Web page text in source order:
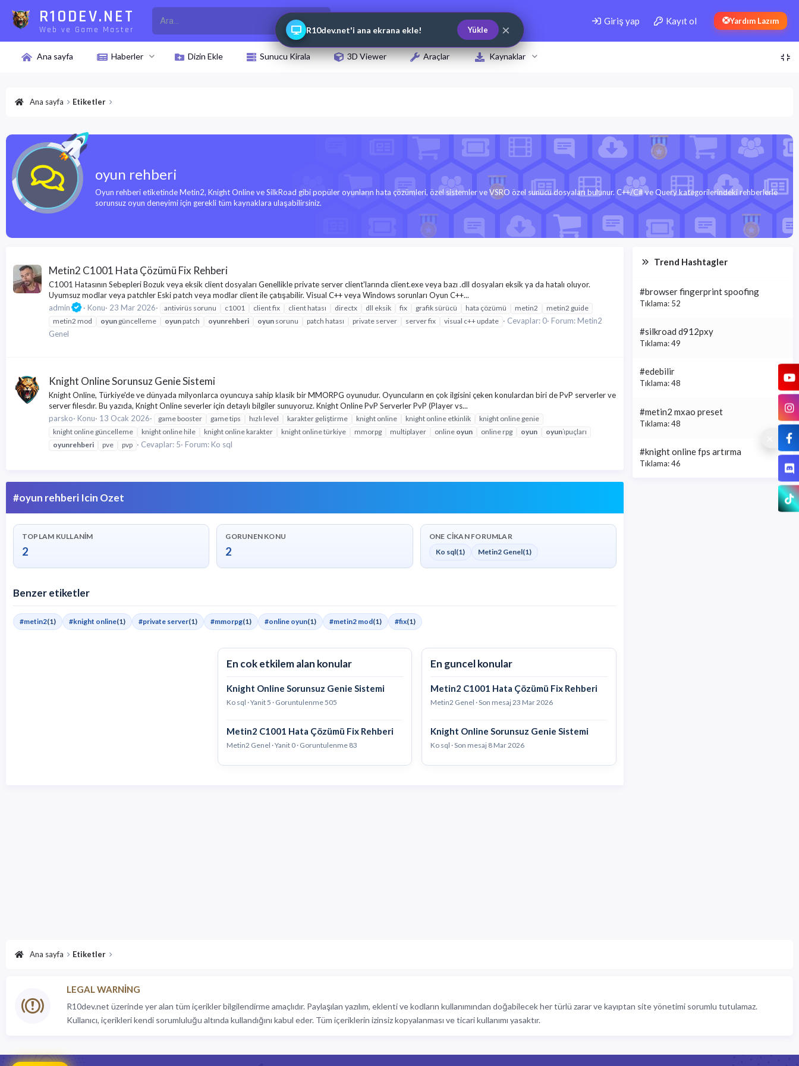
R10DEV.NET
Web ve Game Master
Giriş yap Kayıt ol Yardım Lazım
Ana sayfa Haberler Dizin Ekle Sunucu Kirala 3D Viewer Araçlar Kaynaklar
Ana sayfa Etiketler
oyun rehberi
Oyun rehberi etiketinde Metin2, Knight Online ve SilkRoad gibi popüler oyunların hata çözümleri, özel sistemler ve VSRO özel sunucu dosyaları bulunur. C++/C# ve Query kategorilerindeki rehberlerle
sorunsuz oyun deneyimi için gerekli tüm kaynaklara ulaşabilirsiniz.
Metin2 C1001 Hata Çözümü Fix Rehberi
C1001 Hatasının Sebepleri Bozuk veya eksik client dosyaları Genellikle private server client'larında client.exe veya bazı .dll dosyaları eksik ya da hatalı oluyor.
Uyumsuz modlar veya patchler Eski patch veya modlar client ile çatışabilir. Visual C++ veya Windows sorunları Oyun C++...
admin
Konu 23 Mar 2026 antivirüs sorunu c1001 client fix client hatası directx dll eksik fix grafik sürücü hata çözümü metin2
metin2 guide
metin2 mod
oyun güncelleme oyunpatch oyunrehberi oyun sorunu patch hatası private server server fix visual c++ update Cevaplar: 0 Forum: Metin2
Genel
Knight Online Sorunsuz Genie Sistemi
Knight Online, Türkiye'de ve dünyada milyonlarca oyuncuya sahip klasik bir MMORPG oyunudur. Oyuncuların en çok ilgisini çeken konulardan biri de PvP serverler ve
server filesdır. Bu yazıda, Knight Online severler için detaylı bilgiler sunuyoruz. Knight Online PvP Serverler PvP (Player vs...
parsko Konu 13 Ocak 2026 game booster game tips hızlı level karakter geliştirme knight online knight online etkinlik
knight online genie
knight online güncelleme
knight online hile knight online karakter knight online türkiye mmorpg multiplayer online oyun online rpg oyun oyuni̇puçları
oyunrehberi pve pvp Cevaplar: 5 Forum: Ko sql
#oyun rehberi Icin Ozet
TOPLAM KULLANIM
2
GORUNEN KONU
2
ONE CIKAN FORUMLAR
Ko sql(1) Metin2 Genel(1)
Benzer etiketler
#metin2(1) #knight online(1) #private server(1) #mmorpg(1) #online oyun(1) #metin2 mod(1) #fix(1)
En cok etkilem alan konular
Knight Online Sorunsuz Genie Sistemi
Ko sql · Yanit 5 · Goruntulenme 505
Metin2 C1001 Hata Çözümü Fix Rehberi
Metin2 Genel · Yanit 0 · Goruntulenme 83
En guncel konular
Metin2 C1001 Hata Çözümü Fix Rehberi
Metin2 Genel · Son mesaj23 Mar 2026
Knight Online Sorunsuz Genie Sistemi
Ko sql · Son mesaj 8 Mar 2026
Trend Hashtagler
#browser fingerprint spoofing
Tıklama: 52
#silkroad d912pxy
Tıklama: 49
#edebilir
Tıklama: 48
#metin2 mxao preset
Tıklama: 48
#knight online fps artırma
Tıklama: 46
Ana sayfa Etiketler
LEGAL WARNING
R10dev.net üzerinde yer alan tüm içerikler bilgilendirme amaçlıdır. Paylaşılan yazılım, eklenti ve kodların kullanımından doğabilecek her türlü zarar ve kayıptan site yönetimi sorumlu tutulamaz.
Kullanıcı, içerikleri kendi sorumluluğu altında kullandığını kabul eder. Tüm içeriklerin izinsiz kopyalanması ve ticari kullanımı yasaktır.
R10dev.net'i ana ekrana ekle! Yükle ×